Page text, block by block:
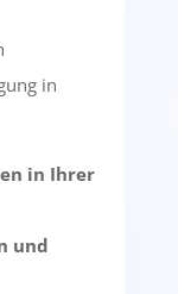
in
in Ihrer
und